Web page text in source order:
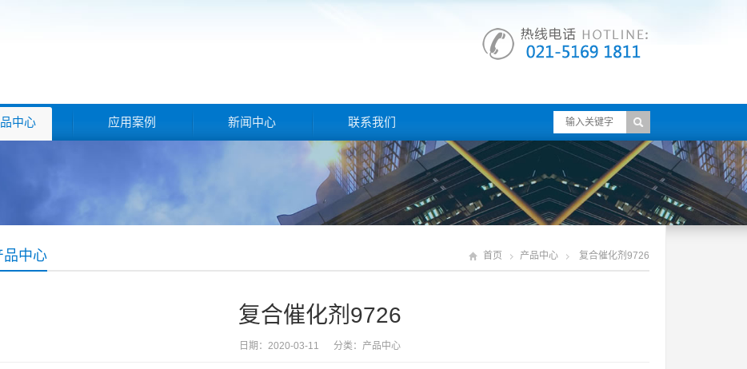
中心 应用案例 新闻中心 联系我们
品中心 首页 产品中心 复合催化剂9726
复合催化剂9726
日期：2020-03-11 分类： 产品中心